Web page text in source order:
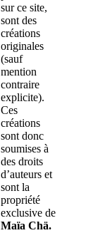
sur ce site,
sont des
créations
originales
(sauf
mention
contraire
explicite).
Ces
créations
sont donc
soumises à
des droits
d’auteurs et
sont la
propriété
exclusive de
Maïa Chä.